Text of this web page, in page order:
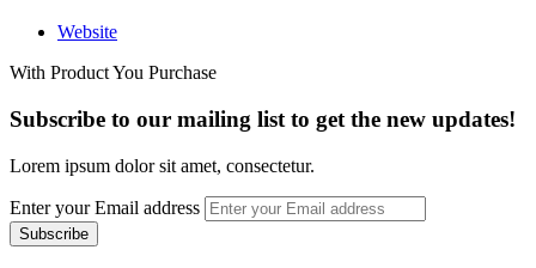
Website
With Product You Purchase
Subscribe to our mailing list to get the new updates!
Lorem ipsum dolor sit amet, consectetur.
Enter your Email address